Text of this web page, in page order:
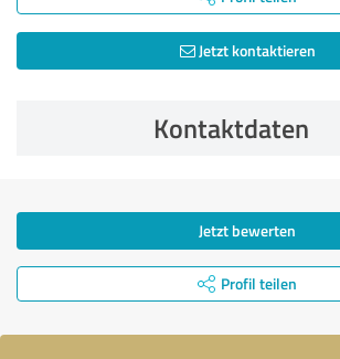
Jetzt kontaktieren
Kontaktdaten
Jetzt bewerten
Profil teilen